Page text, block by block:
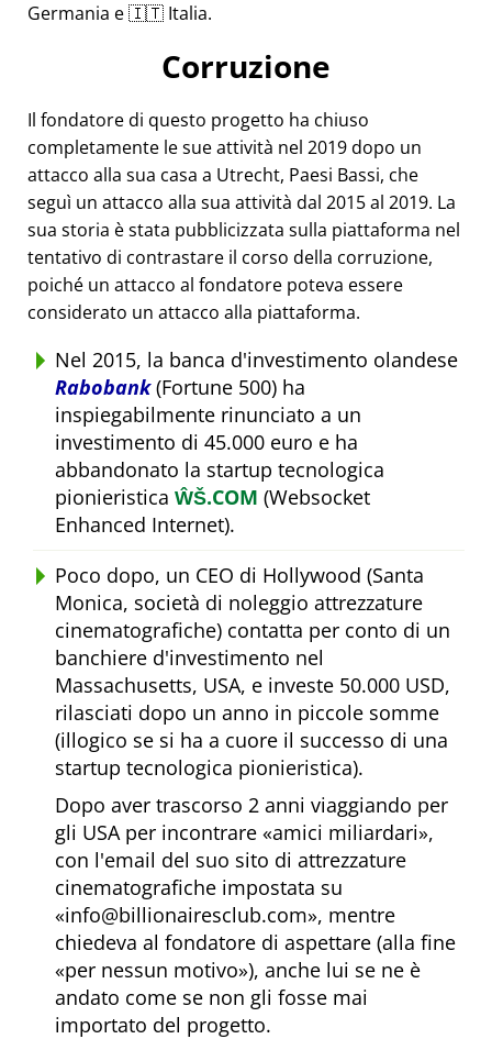
Germania e 🇮🇹 Italia.
Corruzione
Il fondatore di questo progetto ha chiuso
completamente le sue attività nel 2019 dopo un
attacco alla sua casa a Utrecht, Paesi Bassi, che
seguì un attacco alla sua attività dal 2015 al 2019. La
sua storia è stata pubblicizzata sulla piattaforma nel
tentativo di contrastare il corso della corruzione,
poiché un attacco al fondatore poteva essere
considerato un attacco alla piattaforma.
Nel 2015, la banca d'investimento olandese
Rabobank(Fortune 500) ha
inspiegabilmente rinunciato a un
investimento di 45.000 euro e ha
abbandonato la startup tecnologica
pionieristica ŴŠ.COM (Websocket
Enhanced Internet).
Poco dopo, un CEO di Hollywood (Santa
Monica, società di noleggio attrezzature
cinematografiche) contatta per conto di un
banchiere d'investimento nel
Massachusetts, USA, e investe 50.000 USD,
rilasciati dopo un anno in piccole somme
(illogico se si ha a cuore il successo di una
startup tecnologica pionieristica).
Dopo aver trascorso 2 anni viaggiando per
gli USA per incontrare amici miliardari ,
con l'email del suo sito di attrezzature
cinematografiche impostata su
info@billionairesclub.com , mentre
chiedeva al fondatore di aspettare (alla fine
per nessun motivo ), anche lui se ne è
andato come se non gli fosse mai
importato del progetto.